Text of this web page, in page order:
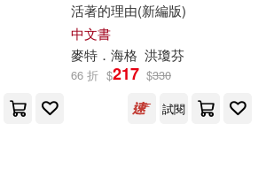
天下雜誌(5)
活著的理由(新編版)
中文書
麥特 ． 海格 洪瓊芬
66 折 $217 $330
試閱